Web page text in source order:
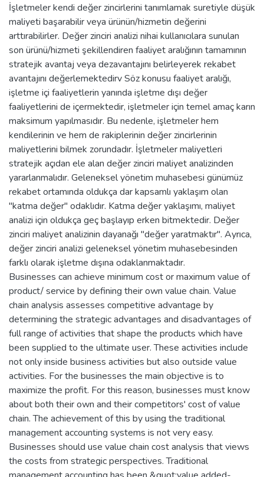
İşletmeler kendi değer zincirlerini tanımlamak suretiyle düşük
maliyeti başarabilir veya ürünün/hizmetin değerini
arttırabilirler. Değer zinciri analizi nihai kullanıcılara sunulan
son ürünü/hizmeti şekillendiren faaliyet aralığının tamamının
stratejik avantaj veya dezavantajını belirleyerek rekabet
avantajını değerlemektedirv Söz konusu faaliyet aralığı,
işletme içi faaliyetlerin yanında işletme dışı değer
faaliyetlerini de içermektedir, işletmeler için temel amaç karın
maksimum yapılmasıdır. Bu nedenle, işletmeler hem
kendilerinin ve hem de rakiplerinin değer zincirlerinin
maliyetlerini bilmek zorundadır. İşletmeler maliyetleri
stratejik açıdan ele alan değer zinciri maliyet analizinden
yararlanmalıdır. Geleneksel yönetim muhasebesi günümüz
rekabet ortamında oldukça dar kapsamlı yaklaşım olan
"katma değer" odaklıdır. Katma değer yaklaşımı, maliyet
analizi için oldukça geç başlayıp erken bitmektedir. Değer
zinciri maliyet analizinin dayanağı "değer yaratmaktır". Ayrıca,
değer zinciri analizi geleneksel yönetim muhasebesinden
farklı olarak işletme dışına odaklanmaktadır.
Businesses can achieve minimum cost or maximum value of
product/ service by defining their own value chain. Value
chain analysis assesses competitive advantage by
determining the strategic advantages and disadvantages of
full range of activities that shape the products which have
been supplied to the ultimate user. These activities include
not only inside business activities but also outside value
activities. For the businesses the main objective is to
maximize the profit. For this reason, businesses must know
about both their own and their competitors' cost of value
chain. The achievement of this by using the traditional
management accounting systems is not very easy.
Businesses should use value chain cost analysis that views
the costs from strategic perspectives. Traditional